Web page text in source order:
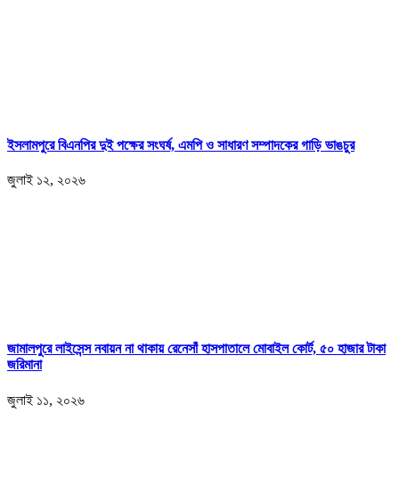
ইসলামপুরে বিএনপির দুই পক্ষের সংঘর্ষ, এমপি ও সাধারণ সম্পাদকের গাড়ি ভাঙচুর
জুলাই ১২, ২০২৬
জামালপুরে লাইসেন্স নবায়ন না থাকায় রেনেসাঁ হাসপাতালে মোবাইল কোর্ট, ৫০ হাজার টাকা
জরিমানা
জুলাই ১১, ২০২৬